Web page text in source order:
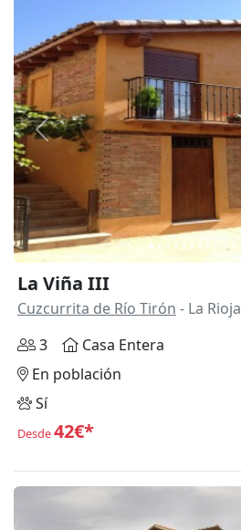
Anterior
La Viña III
Cuzcurrita de Río Tirón - La Rioja
3
Casa Entera
En población
Sí
Desde42€*